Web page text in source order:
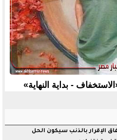
- بداية النهاية»
الإقرار بالذنب سيكون الحل